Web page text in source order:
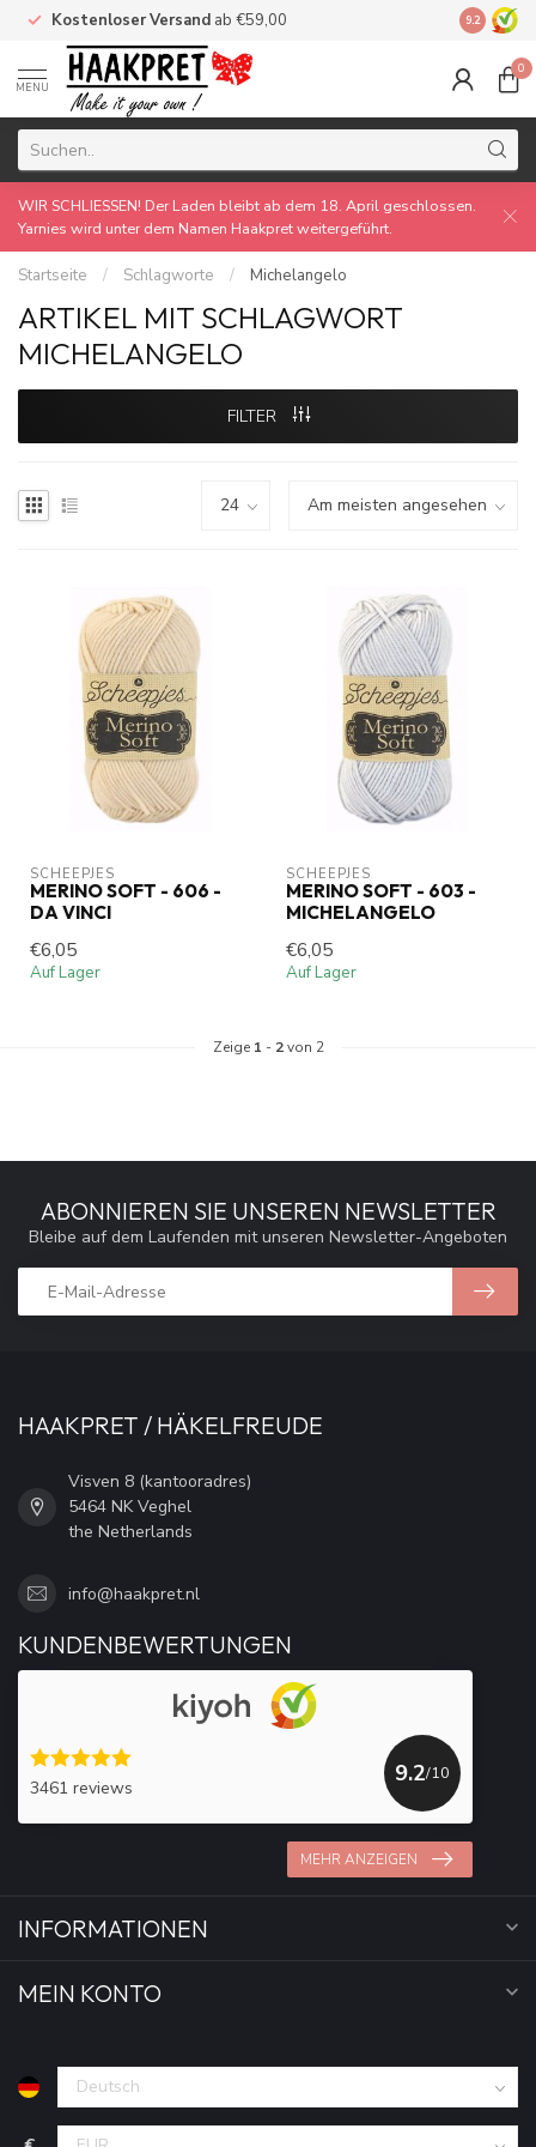
Kostenloser Versand ab €59,00 Made by
9.2
MENU
0
WIR SCHLIESSEN! Der Laden bleibt ab dem 18. April geschlossen.
Yarnies wird unter dem Namen Haakpret weitergeführt.
Startseite / Schlagworte / Michelangelo
ARTIKEL MIT SCHLAGWORT
MICHELANGELO
FILTER
SCHEEPJES
MERINO SOFT - 606 -
DA VINCI
€6,05
Auf Lager
SCHEEPJES
MERINO SOFT - 603 -
MICHELANGELO
€6,05
Auf Lager
Zeige 1 - 2von 2
ABONNIEREN SIE UNSEREN NEWSLETTER
Bleibe auf dem Laufenden mit unseren Newsletter-Angeboten
HAAKPRET / HÄKELFREUDE
Visven 8 (kantooradres)
5464 NK Veghel
the Netherlands
info@haakpret.nl
KUNDENBEWERTUNGEN
3461 reviews
9.2/10
MEHR ANZEIGEN
INFORMATIONEN
MEIN KONTO